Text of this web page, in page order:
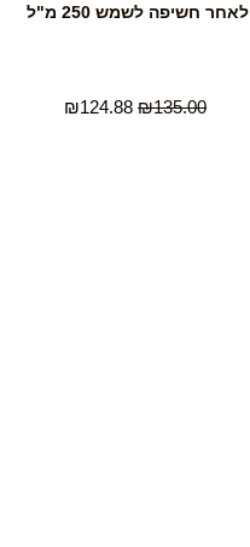
לאחר חשיפה לשמש 250 מ"ל
₪135.00
₪124.88